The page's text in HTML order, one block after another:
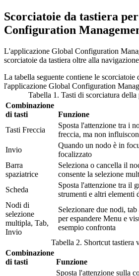
Scorciatoie da tastiera per
Configuration
L'applicazione Global Configuration
scorciatoie da tastiera oltre alla
La tabella seguente contiene le scorciatoie
l'applicazione Global Configuration
Tabella 1. Tasti di scorciatura
Combinazione
di tasti
Funzione
Tasti Freccia
Sposta l'attenzione tra i
freccia, ma non
Invio
Quando un nodo è in
focalizzato
Barra
spaziatrice
Seleziona o cancella il
consente la selezione
Scheda
Sposta l'attenzione tra il
strumenti e altri elementi
Nodi di
selezione
multipla, Tab,
Invio
Selezionare due nodi, tab
per espandere Menu e
esempio confronta
Tabella 2. Shortcut tastiera
Combinazione
di tasti
Funzione
Sposta l'attenzione sulla